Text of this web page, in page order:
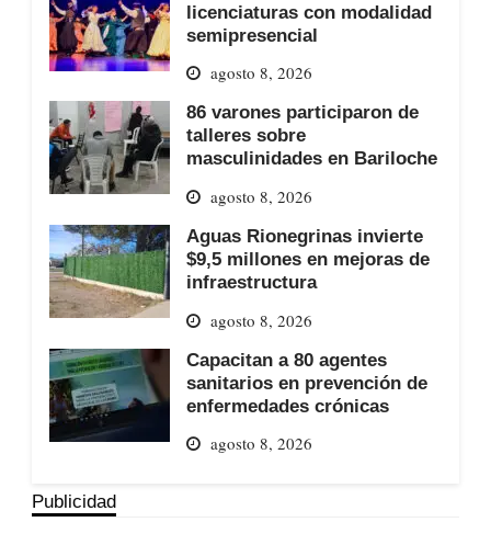
licenciaturas con modalidad
semipresencial
agosto 8, 2026
86 varones participaron de
talleres sobre
masculinidades en Bariloche
agosto 8, 2026
Aguas Rionegrinas invierte
$9,5 millones en mejoras de
infraestructura
agosto 8, 2026
Capacitan a 80 agentes
sanitarios en prevención de
enfermedades crónicas
agosto 8, 2026
Publicidad